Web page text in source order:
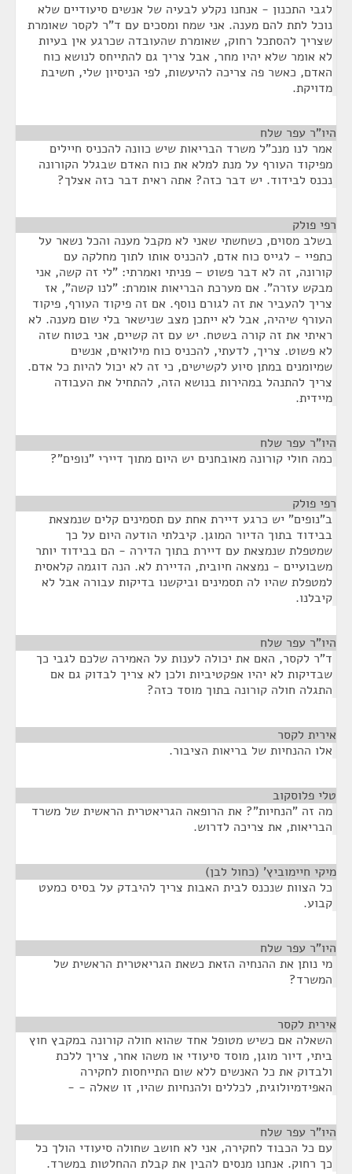
לגבי התכנון - אנחנו נקלע לבעיה של אנשים סיעודיים שלא
נוכל לתת להם מענה. אני שמח ומסכים עם ד"ר לקסר שאומרת
שצריך להסתכל רחוק, שאומרת שהעובדה שכרגע אין בעיות
לא אומר שלא יהיו מחר, אבל צריך גם להתייחס לנושא כוח
האדם, כאשר פה צריכה להיעשות, לפי הניסיון שלי, חשיבת
מדויקת.
היו"ר עפר שלח
אמר לנו מנכ"ל משרד הבריאות שיש כוונה להכניס חיילים
מפיקוד העורף על מנת למלא את כוח האדם שבגלל הקורונה
נכנס לבידוד. יש דבר כזה? אתה ראית דבר כזה אצלך?
רפי פולק
בשלב מסוים, כשחשתי שאני לא מקבל מענה והכל נשאר על
כתפיי - לגייס כוח אדם, להכניס אותו לתוך מחלקה עם
קורונה, זה לא דבר פשוט – פניתי ואמרתי: "לי זה קשה, אני
מבקש עזרה". אם מערכת הבריאות אומרת: "לנו קשה", אז
צריך להעביר את זה לגורם נוסף. אם זה פיקוד העורף, פיקוד
העורף שיהיה, אבל לא ייתכן מצב שנישאר בלי שום מענה. לא
ראיתי את זה קורה בשטח. יש עם זה קשיים, אני בטוח שזה
לא פשוט. צריך, לדעתי, להכניס כוח מילואים, אנשים
שמיומנים במתן סיוע לקשישים, כי זה לא יכול להיות כל אדם.
צריך להתנהל במהירות בנושא הזה, להתחיל את העבודה
מיידית.
היו"ר עפר שלח
כמה חולי קורונה מאובחנים יש היום מתוך דיירי "נופים"?
רפי פולק
ב"נופים" יש כרגע דיירת אחת עם תסמינים קלים שנמצאת
בבידוד בתוך הדיור המוגן. קיבלתי הודעה היום על כך
שמטפלת שנמצאת עם דיירת בתוך הדירה - הם בבידוד יותר
משבועיים - נמצאה חיובית, הדיירת לא. הנה דוגמה קלאסית
למטפלת שהיו לה תסמינים וביקשנו בדיקות עבורה אבל לא
קיבלנו.
היו"ר עפר שלח
ד"ר לקסר, האם את יכולה לענות על האמירה שלכם לגבי כך
שבדיקות לא יהיו אפקטיביות ולכן לא צריך לבדוק גם אם
התגלה חולה קורונה בתוך מוסד כזה?
אירית לקסר
אלו ההנחיות של בריאות הציבור.
טלי פלוסקוב
מה זה "הנחיות"? את הרופאה הגריאטרית הראשית של משרד
הבריאות, את צריכה לדרוש.
מיקי חיימוביץ' (כחול לבן)
כל הצוות שנכנס לבית האבות צריך להיבדק על בסיס כמעט
קבוע.
היו"ר עפר שלח
מי נותן את ההנחיה הזאת כשאת הגריאטרית הראשית של
המשרד?
אירית לקסר
השאלה אם כשיש מטופל אחד שהוא חולה קורונה במקבץ חוץ
ביתי, דיור מוגן, מוסד סיעודי או משהו אחר, צריך ללכת
ולבדוק את כל האנשים ללא שום התייחסות לחקירה
האפידמיולוגית, לכללים ולהנחיות שהיו, זו שאלה - -
היו"ר עפר שלח
עם כל הכבוד לחקירה, אני לא חושב שחולה סיעודי הולך כל
כך רחוק. אנחנו מנסים להבין את קבלת ההחלטות במשרד.